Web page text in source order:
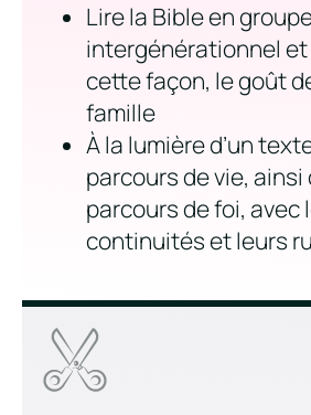
Lire la Bible en
intergénérationnel et
cette façon, le goût
famille
À la lumière d’un
parcours de vie, ainsi
parcours de foi, avec
continuités et leurs